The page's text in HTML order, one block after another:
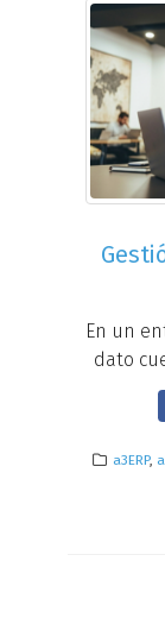
En un
dato
y
a3ERP,